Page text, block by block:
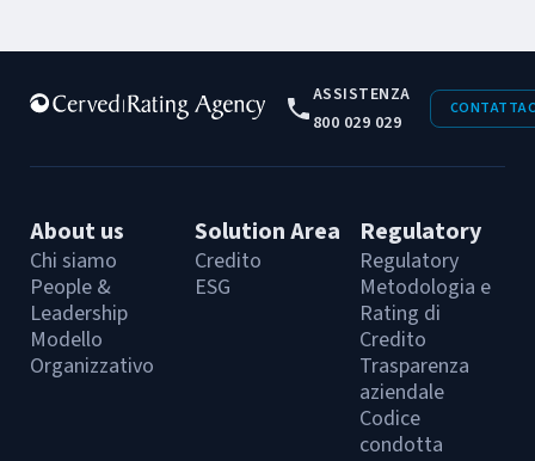
ASSISTENZA
800 029 029
About us
Chi siamo
People &
Leadership
Modello
Organizzativo
Solution Area
Credito
ESG
Regulatory
Regulatory
Metodologia e
Rating di
Credito
Trasparenza
aziendale
Codice
condotta